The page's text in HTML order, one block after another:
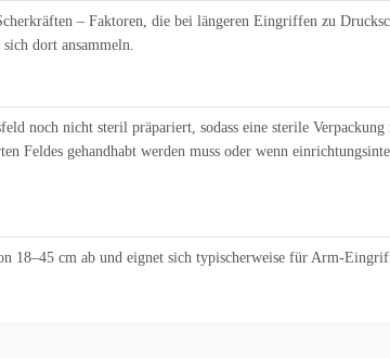
– Faktoren, die bei längeren Eingriffen zu
dort ansammeln.
noch nicht steril präpariert, sodass eine sterile
Feldes gehandhabt werden muss oder wenn
18–45 cm ab und eignet sich typischerweise für Arm-